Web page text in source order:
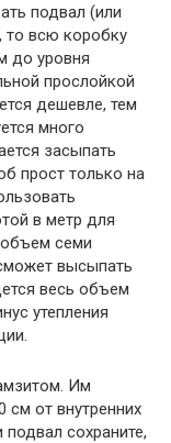
подвал (или
то всю коробку
до уровня
прослойкой
дешевле, тем
много
засыпать
прост только на
в метр для
объем семи
высыпать
весь объем
утепления
Им
см от внутренних
сохраните,